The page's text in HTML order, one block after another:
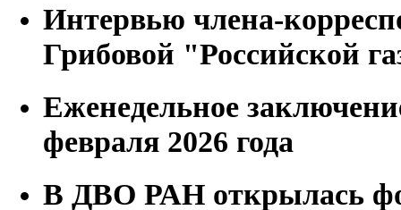
Интервью члена-
Грибовой "Российской
Еженедельное
февраля 2026 года
В ДВО РАН открылась